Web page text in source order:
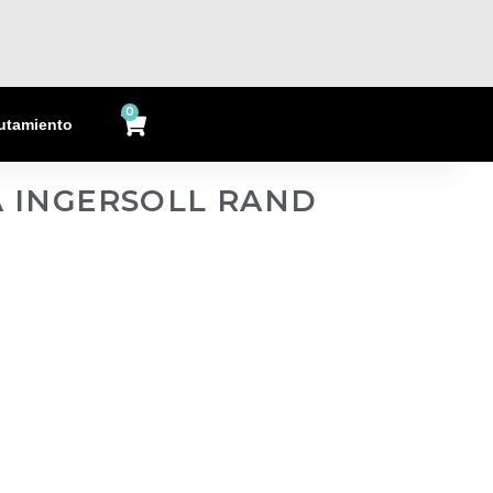
0 Cart
RAND